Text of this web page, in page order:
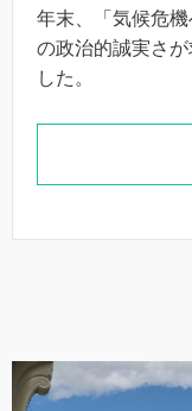
年末、
「気候危
の政治的誠実さ
した。